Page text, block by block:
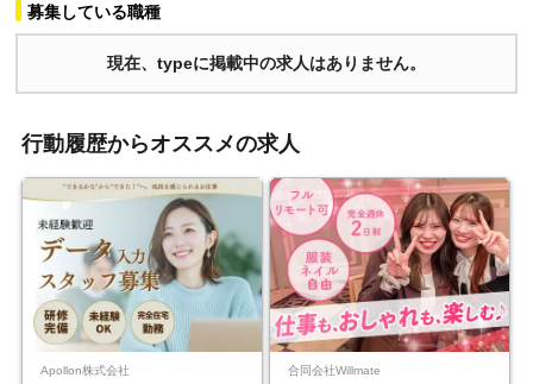
募集している職種
現在、typeに掲載中の求人はありません。
行動履歴からオススメの求人
Apollon株式会社 合同会社Willmate